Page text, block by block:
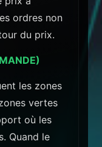
ordres non
du prix.
les zones
vertes
où les
Quand le